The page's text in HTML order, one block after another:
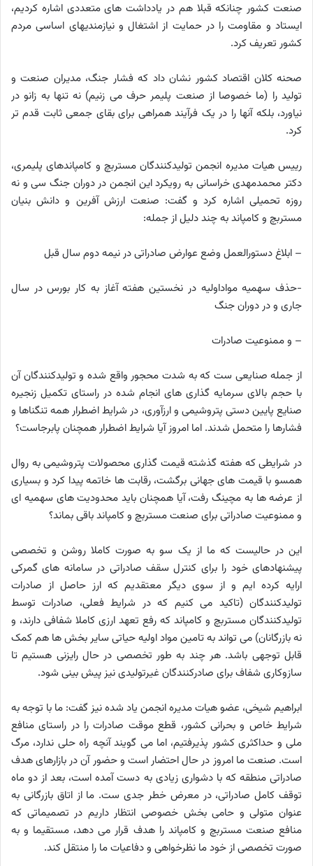
صنعت کشور چنانکه قبلا هم در یادداشت های متعددی اشاره کردیم،
ایستاد و مقاومت را در حمایت از اشتغال و نیازمندیهای اساسی مردم
کشور تعریف کرد.
صحنه کلان اقتصاد کشور نشان داد که فشار جنگ، مدیران صنعت و
تولید را (ما خصوصا از صنعت پلیمر حرف می زنیم) نه تنها به زانو در
نیاورد، بلکه آنها را در یک فرآیند همراهی برای بقای جمعی ثابت قدم تر
کرد.
رییس هیات مدیره انجمن تولیدکنندگان مستربچ و کامپاندهای پلیمری،
دکتر محمدمهدی خراسانی به رویکرد این انجمن در دوران جنگ سی و نه
روزه تحمیلی اشاره کرد و گفت: صنعت ارزش آفرین و دانش بنیان
مستربچ و کامپاند به چند دلیل از جمله:
– ابلاغ دستورالعمل وضع عوارض صادراتی در نیمه دوم سال قبل
-حذف سهمیه مواداولیه در نخستین هفته آغاز به کار بورس در سال
جاری و در دوران جنگ
– و ممنوعیت صادرات
از جمله صنایعی ست که به شدت محجور واقع شده و تولیدکنندگان آن
با حجم بالای سرمایه گذاری های انجام شده در راستای تکمیل زنجیره
صنایع پایین دستی پتروشیمی و ارزآوری، در شرایط اضطرار همه تنگناها و
فشارها را متحمل شدند. اما امروز آیا شرایط اضطرار همچنان پابرجاست؟
در شرایطی که هفته گذشته قیمت گذاری محصولات پتروشیمی به روال
همسو با قیمت های جهانی برگشت، رقابت ها خاتمه پیدا کرد و بسیاری
از عرضه ها به مچینگ رفت، آیا همچنان باید محدودیت های سهمیه ای
و ممنوعیت صادراتی برای صنعت مستربچ و کامپاند باقی بماند؟
این در حالیست که ما از یک سو به صورت کاملا روشن و تخصصی
پیشنهادهای خود را برای کنترل سقف صادراتی در سامانه های گمرکی
ارایه کرده ایم و از سوی دیگر معتقدیم که ارز حاصل از صادرات
تولیدکنندگان (تاکید می کنیم که در شرایط فعلی، صادرات توسط
تولیدکنندگان مستربچ و کامپاند که رفع تعهد ارزی کاملا شفافی دارند، و
نه بازرگانان) می تواند به تامین مواد اولیه حیاتی سایر بخش ها هم کمک
قابل توجهی باشد. هر چند به طور تخصصی در حال رایزنی هستیم تا
سازوکاری شفاف برای صادرکنندگان غیرتولیدی نیز پیش بینی شود.
ابراهیم شیخی، عضو هیات مدیره انجمن یاد شده نیز گفت: ما با توجه به
شرایط خاص و بحرانی کشور، قطع موقت صادرات را در راستای منافع
ملی و حداکثری کشور پذیرفتیم، اما می گویند آنچه راه حلی ندارد، مرگ
است. صنعت ما امروز در حال احتضار است و حضور آن در بازارهای هدف
صادراتی منطقه که با دشواری زیادی به دست آمده است، بعد از دو ماه
توقف کامل صادراتی، در معرض خطر جدی ست. ما از اتاق بازرگانی به
عنوان متولی و حامی بخش خصوصی انتظار داریم در تصمیماتی که
منافع صنعت مستربچ و کامپاند را هدف قرار می دهد، مستقیما و به
صورت تخصصی از خود ما نظرخواهی و دفاعیات ما را منتقل کند.